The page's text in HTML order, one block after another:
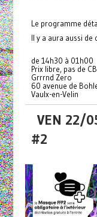
Le programme
Il y a aura aussi de
de 14h30 à 01h00
Prix libre, pas de CB
Grrrnd Zero
60 avenue de
Vaulx-en-Velin
VEN 22/
#2